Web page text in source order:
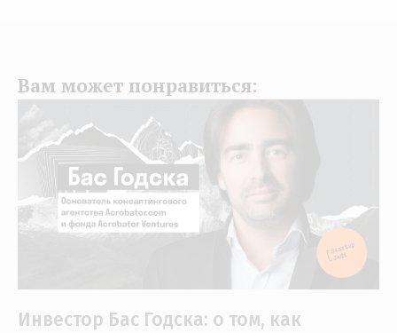
Вам может понравиться:
Инвестор Бас Годска: о том, как